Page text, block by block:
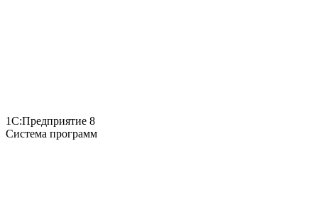
1С:Предприятие 8
Система программ